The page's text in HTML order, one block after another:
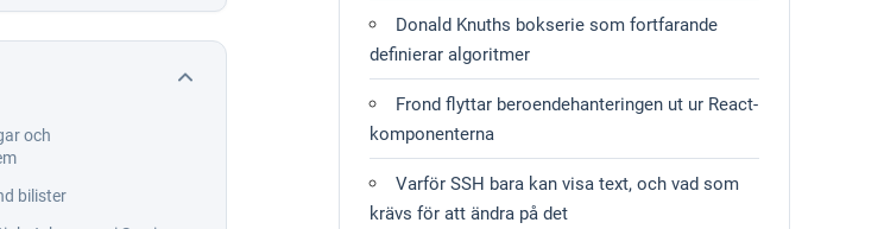
och
bilister
Donald Knuths bokserie som fortfarande
definierar algoritmer
Frond flyttar beroendehanteringen ut ur React-
komponenterna
Varför SSH bara kan visa text, och vad som
krävs för att ändra på det